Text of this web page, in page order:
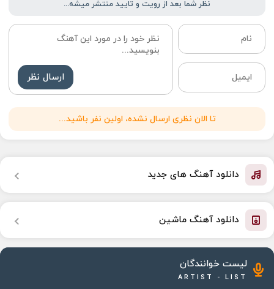
نظر شما بعد از رویت و تایید منتشر میشه...
ارسال نظر
تا الان نظری ارسال نشده، اولین نفر باشید...
دانلود آهنگ های جدید
دانلود آهنگ ماشین
لیست خوانندگان
ARTIST - LIST